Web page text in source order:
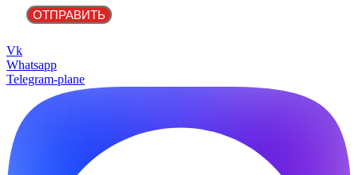
ОТПРАВИТЬ
Vk
Whatsapp
Telegram-plane